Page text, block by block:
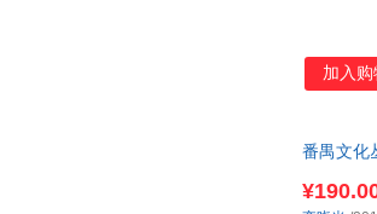
加入
番禺文化